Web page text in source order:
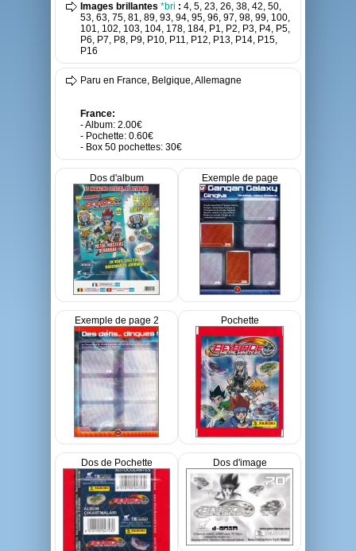
Images brillantes *bri : 4, 5, 23, 26, 38, 42, 50,
53, 63, 75, 81, 89, 93, 94, 95, 96, 97, 98, 99, 100,
101, 102, 103, 104, 178, 184, P1, P2, P3, P4, P5,
P6, P7, P8, P9, P10, P11, P12, P13, P14, P15,
P16
Paru en France, Belgique, Allemagne
France:
- Album: 2.00€
- Pochette: 0.60€
- Box 50 pochettes: 30€
Dos d'album Exemple de page
Exemple de page 2 Pochette
Dos de Pochette Dos d'image